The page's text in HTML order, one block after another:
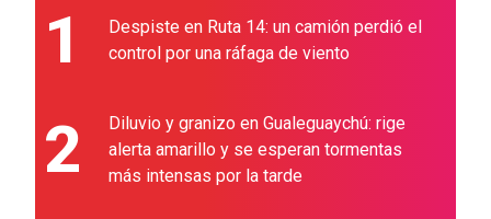
1
Despiste en Ruta 14: un camión perdió el
control por una ráfaga de viento
2
Diluvio y granizo en Gualeguaychú: rige
alerta amarillo y se esperan tormentas
más intensas por la tarde